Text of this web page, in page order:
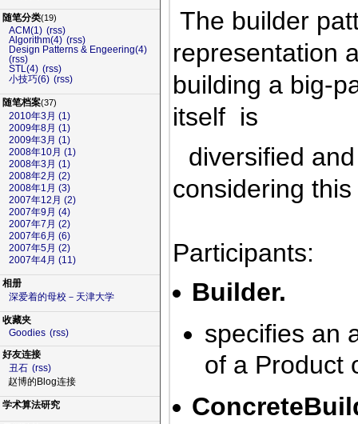
随笔分类(19)
ACM(1) (rss)
Algorithm(4) (rss)
Design Patterns & Engeering(4)
(rss)
STL(4) (rss)
小技巧(6) (rss)
随笔档案(37)
2010年3月 (1)
2009年8月 (1)
2009年3月 (1)
2008年10月 (1)
2008年3月 (1)
2008年2月 (2)
2008年1月 (3)
2007年12月 (2)
2007年9月 (4)
2007年7月 (2)
2007年6月 (6)
2007年5月 (2)
2007年4月 (11)
相册
深爱着的母校－天津大学
收藏夹
Goodies (rss)
好友连接
丑石 (rss)
赵博的Blog连接
学术算法研究
The builder
representation
building a big-
itself is
diversified
considering
Participants:
Builder.
specifies an
of a Product